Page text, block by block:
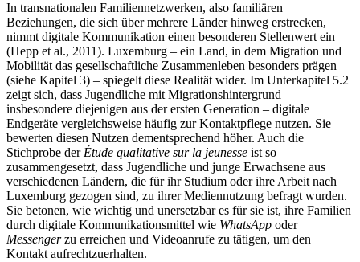
In transnationalen Familiennetzwerken, also familiären
Beziehungen, die sich über mehrere Länder hinweg erstrecken,
nimmt digitale Kommunikation einen besonderen Stellenwert ein
(Hepp et al., 2011). Luxemburg – ein Land, in dem Migration und
Mobilität das gesellschaftliche Zusammenleben besonders prägen
(siehe Kapitel 3) – spiegelt diese Realität wider. Im Unterkapitel 5.2
zeigt sich, dass Jugendliche mit Migrationshintergrund –
insbesondere diejenigen aus der ersten Generation – digitale
Endgeräte vergleichsweise häufig zur Kontaktpflege nutzen. Sie
bewerten diesen Nutzen dementsprechend höher. Auch die
Stichprobe der Étude qualitative sur la jeunesse ist so
zusammengesetzt, dass Jugendliche und junge Erwachsene aus
verschiedenen Ländern, die für ihr Studium oder ihre Arbeit nach
Luxemburg gezogen sind, zu ihrer Mediennutzung befragt wurden.
Sie betonen, wie wichtig und unersetzbar es für sie ist, ihre Familien
durch digitale Kommunikationsmittel wie WhatsApp oder
Messengerzu erreichen und Videoanrufe zu tätigen, um den
Kontakt aufrechtzuerhalten.